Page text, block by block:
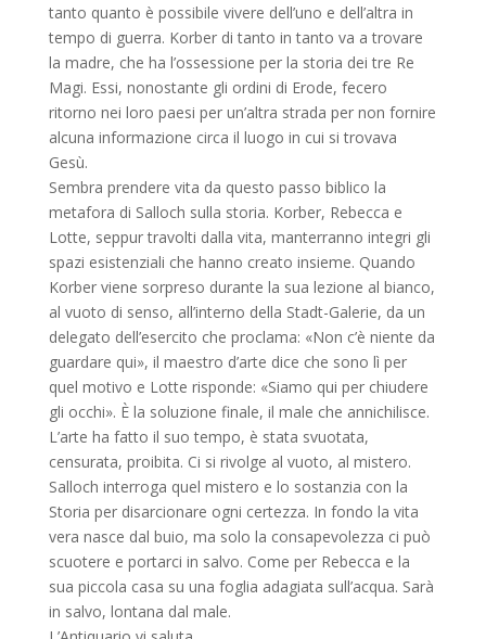
tanto quanto è possibile vivere dell’uno e dell’altra in
tempo di guerra. Korber di tanto in tanto va a trovare
la madre, che ha l’ossessione per la storia dei tre Re
Magi. Essi, nonostante gli ordini di Erode, fecero
ritorno nei loro paesi per un’altra strada per non fornire
alcuna informazione circa il luogo in cui si trovava
Gesù.
Sembra prendere vita da questo passo biblico la
metafora di Salloch sulla storia. Korber, Rebecca e
Lotte, seppur travolti dalla vita, manterranno integri gli
spazi esistenziali che hanno creato insieme. Quando
Korber viene sorpreso durante la sua lezione al bianco,
al vuoto di senso, all’interno della Stadt-Galerie, da un
delegato dell’esercito che proclama: «Non c’è niente da
guardare qui», il maestro d’arte dice che sono lì per
quel motivo e Lotte risponde: «Siamo qui per chiudere
gli occhi». È la soluzione finale, il male che annichilisce.
L’arte ha fatto il suo tempo, è stata svuotata,
censurata, proibita. Ci si rivolge al vuoto, al mistero.
Salloch interroga quel mistero e lo sostanzia con la
Storia per disarcionare ogni certezza. In fondo la vita
vera nasce dal buio, ma solo la consapevolezza ci può
scuotere e portarci in salvo. Come per Rebecca e la
sua piccola casa su una foglia adagiata sull’acqua. Sarà
in salvo, lontana dal male.